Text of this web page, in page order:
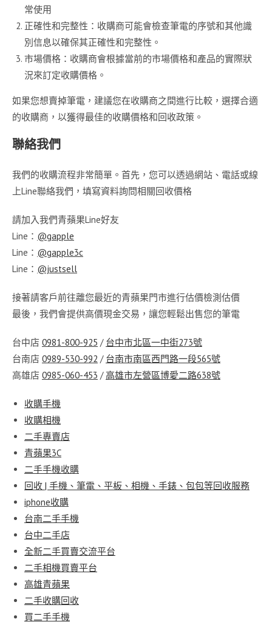
常使用
正確性和完整性：收購商可能會檢查筆電的序號和其他識
別信息以確保其正確性和完整性。
市場價格：收購商會根據當前的市場價格和產品的實際狀
況來訂定收購價格。
如果您想賣掉筆電，建議您在收購商之間進行比較，選擇合適
的收購商，以獲得最佳的收購價格和回收政策。
聯絡我們
我們的收購流程非常簡單。首先，您可以透過網站、電話或線
上Line聯絡我們，填寫資料詢問相關回收價格
請加入我們青蘋果Line好友
Line： @gapple
Line： @gapple3c
Line： @justsell
接著請客戶前往離您最近的青蘋果門市進行估價檢測估價
最後，我們會提供高價現金交易，讓您輕鬆出售您的筆電
台中店 0981-800-925 / 台中市北區一中街273號
台南店 0989-530-992 / 台南市南區西門路一段565號
高雄店 0985-060-453 /高雄市左營區博愛二路638號
收購手機
收購相機
二手專賣店
青蘋果3C
二手手機收購
回收 | 手機、筆電、平板、相機、手錶、包包等回收服務
iphone收購
台南二手手機
台中二手店
全新二手買賣交流平台
二手相機買賣平台
高雄青蘋果
二手收購回收
買二手手機